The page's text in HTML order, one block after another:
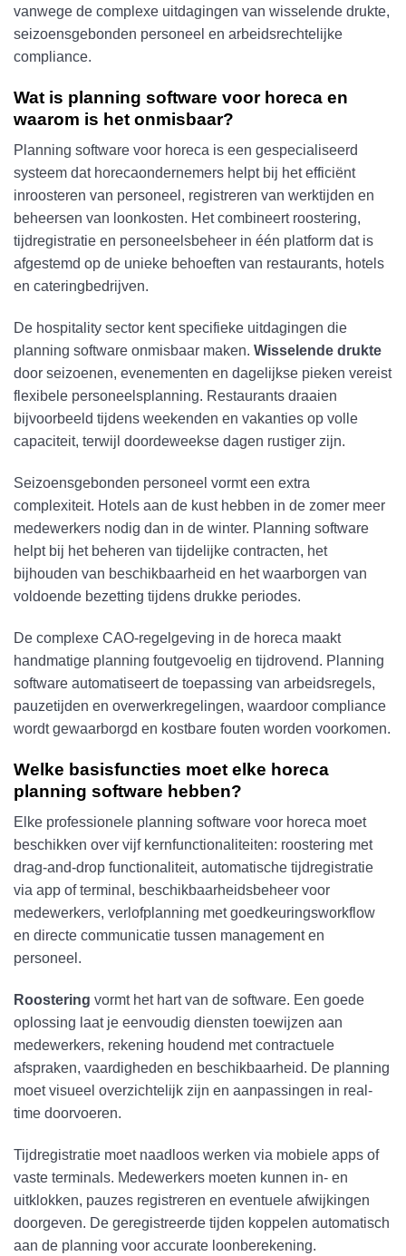
vanwege de complexe uitdagingen van wisselende drukte,
seizoensgebonden personeel en arbeidsrechtelijke
compliance.
Wat is planning software voor horeca en
waarom is het onmisbaar?
Planning software voor horeca is een gespecialiseerd
systeem dat horecaondernemers helpt bij het efficiënt
inroosteren van personeel, registreren van werktijden en
beheersen van loonkosten. Het combineert roostering,
tijdregistratie en personeelsbeheer in één platform dat is
afgestemd op de unieke behoeften van restaurants, hotels
en cateringbedrijven.
De hospitality sector kent specifieke uitdagingen die
planning software onmisbaar maken. Wisselende drukte
door seizoenen, evenementen en dagelijkse pieken vereist
flexibele personeelsplanning. Restaurants draaien
bijvoorbeeld tijdens weekenden en vakanties op volle
capaciteit, terwijl doordeweekse dagen rustiger zijn.
Seizoensgebonden personeel vormt een extra
complexiteit. Hotels aan de kust hebben in de zomer meer
medewerkers nodig dan in de winter. Planning software
helpt bij het beheren van tijdelijke contracten, het
bijhouden van beschikbaarheid en het waarborgen van
voldoende bezetting tijdens drukke periodes.
De complexe CAO-regelgeving in de horeca maakt
handmatige planning foutgevoelig en tijdrovend. Planning
software automatiseert de toepassing van arbeidsregels,
pauzetijden en overwerkregelingen, waardoor compliance
wordt gewaarborgd en kostbare fouten worden voorkomen.
Welke basisfuncties moet elke horeca
planning software hebben?
Elke professionele planning software voor horeca moet
beschikken over vijf kernfunctionaliteiten: roostering met
drag-and-drop functionaliteit, automatische tijdregistratie
via app of terminal, beschikbaarheidsbeheer voor
medewerkers, verlofplanning met goedkeuringsworkflow
en directe communicatie tussen management en
personeel.
Roostering vormt het hart van de software. Een goede
oplossing laat je eenvoudig diensten toewijzen aan
medewerkers, rekening houdend met contractuele
afspraken, vaardigheden en beschikbaarheid. De planning
moet visueel overzichtelijk zijn en aanpassingen in real-
time doorvoeren.
Tijdregistratie moet naadloos werken via mobiele apps of
vaste terminals. Medewerkers moeten kunnen in- en
uitklokken, pauzes registreren en eventuele afwijkingen
doorgeven. De geregistreerde tijden koppelen automatisch
aan de planning voor accurate loonberekening.